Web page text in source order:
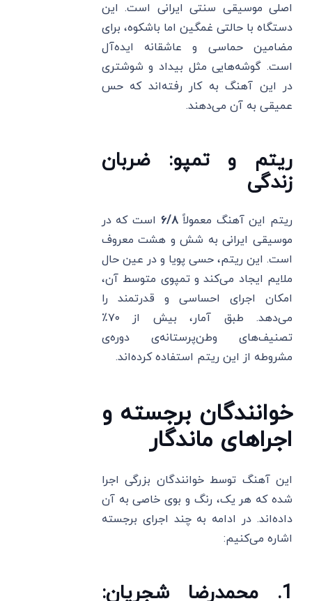
اصلی موسیقی سنتی ایرانی است. این
دستگاه با حالتی غمگین اما باشکوه، برای
مضامین حماسی و عاشقانه ایده‌آل
است. گوشه‌هایی مثل بیداد و شوشتری
در این آهنگ به کار رفته‌اند که حس
عمیقی به آن می‌دهند.
ریتم و تمپو: ضربان
زندگی
ریتم این آهنگ معمولاً۶/۸ است که در
موسیقی ایرانی به شش و هشت معروف
است. این ریتم، حسی پویا و در عین حال
ملایم ایجاد می‌کند و تمپوی متوسط آن،
امکان اجرای احساسی و قدرتمند را
می‌دهد. طبق آمار، بیش از ۷۰٪
تصنیف‌های وطن‌پرستانه‌ی دوره‌ی
مشروطه از این ریتم استفاده کرده‌اند.
خوانندگان برجسته و
اجراهای ماندگار
این آهنگ توسط خوانندگان بزرگی اجرا
شده که هر یک، رنگ و بوی خاصی به آن
داده‌اند. در ادامه به چند اجرای برجسته
اشاره می‌کنیم:
1. محمدرضا شجریان: